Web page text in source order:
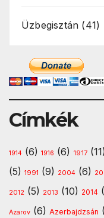
Üzbegisztán (41)
Címkék
1914 (6) 1916 (6) 1917 (11)
(5) 1991 (9) 2004 (6)
2012 (5) 2013 (10) 2014
Azarov (6) Azerbajdzsán